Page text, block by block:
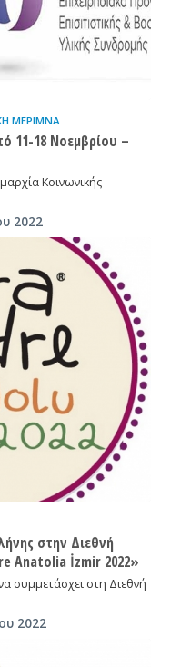
ΜΈΡΙΜΝΑ
11-18 Νοεμβρίου –
Κοινωνικής
2022
στην Διεθνή
Anatolia İzmir 2022»
συμμετάσχει στη Διεθνή
2022